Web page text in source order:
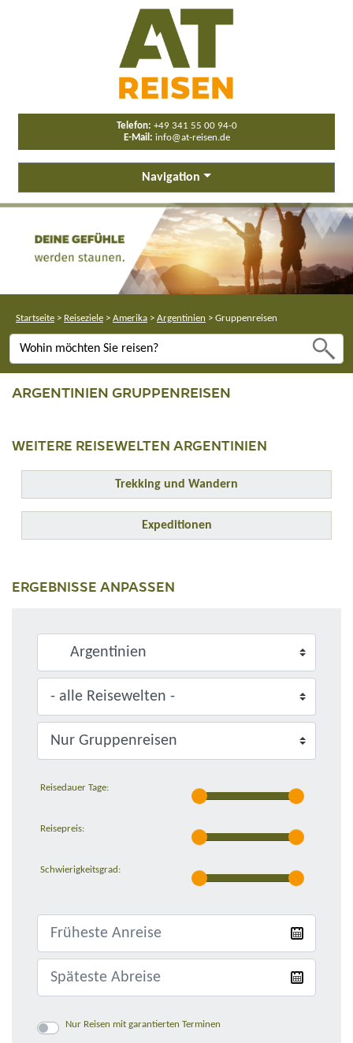
Telefon: +49 341 55 00 94-0
E-Mail: info@at-reisen.de
Navigation
Startseite > Reiseziele > Amerika > Argentinien > Gruppenreisen
ARGENTINIEN GRUPPENREISEN
WEITERE REISEWELTEN ARGENTINIEN
Trekking und Wandern
Expeditionen
ERGEBNISSE ANPASSEN
Reisedauer Tage:
Reisepreis:
Schwierigkeitsgrad:
Nur Reisen mit garantierten Terminen